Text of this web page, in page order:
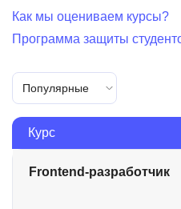
Как мы оцениваем курсы?
Программа защиты
Популярные
Курс
Frontend-разработчик
Аналитика
Менеджмент
Иностранные языки
Soft Skills
ДПО
Детям